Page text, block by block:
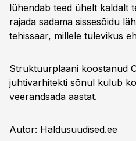
lühendab teed ühelt kaldalt
rajada sadama sissesõidu
tehissaar, millele tulevikus
Struktuurplaani koostanud
juhtivarhitekti sõnul kulub
veerandsada aastat.
Autor: Haldusuudised.ee